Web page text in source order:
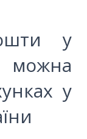
у
можна
у